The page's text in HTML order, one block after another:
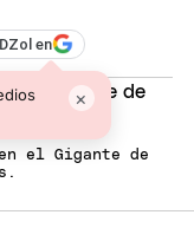
en
×
el Gigante de